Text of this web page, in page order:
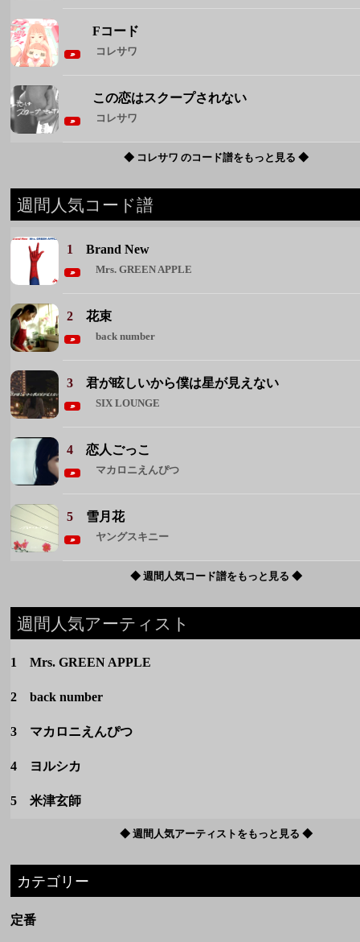
Fコード
コレサワ
この恋はスクープされない
コレサワ
◆ コレサワ のコード譜をもっと見る ◆
週間人気コード譜
1Brand New
Mrs. GREEN APPLE
2花束
back number
3君が眩しいから僕は星が見えない
SIX LOUNGE
4恋人ごっこ
マカロニえんぴつ
5 雪月花
ヤングスキニー
◆ 週間人気コード譜をもっと見る ◆
週間人気アーティスト
1 Mrs. GREEN APPLE
2 back number
3 マカロニえんぴつ
4 ヨルシカ
5 米津玄師
◆ 週間人気アーティストをもっと見る ◆
カテゴリー
定番